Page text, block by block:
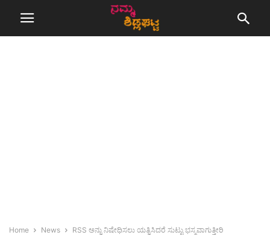
Home News RSS ಅನ್ನು ನಿಷೇಧಿಸಲು ಯತ್ನಿಸಿದರೆ ಸುಟ್ಟು ಭಸ್ಮವಾಗುತ್ತೀರಿ